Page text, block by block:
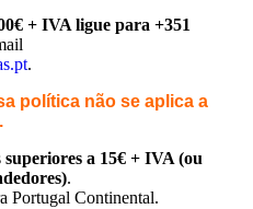
+ IVA ligue para +351
.
política não se aplica a
superiores a 15€ + IVA (ou
.
Portugal Continental.